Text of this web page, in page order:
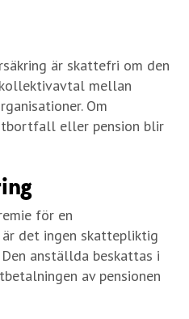
är skattefri om den
mellan
Om
eller pension blir
för en
det ingen skattepliktig
anställda beskattas i
av pensionen